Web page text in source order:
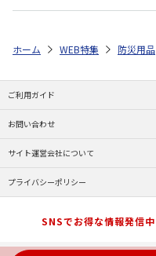
ホーム WEB特集 防災用品
ご利用ガイド
お問い合わせ
サイト運営会社について
プライバシーポリシー
SNSでお得な情報発信中